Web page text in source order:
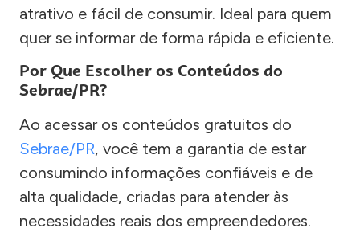
atrativo e fácil de consumir. Ideal para quem
quer se informar de forma rápida e eficiente.
Por Que Escolher os Conteúdos do
Sebrae/PR?
Ao acessar os conteúdos gratuitos do
Sebrae/PR, você tem a garantia de estar
consumindo informações confiáveis e de
alta qualidade, criadas para atender às
necessidades reais dos empreendedores.